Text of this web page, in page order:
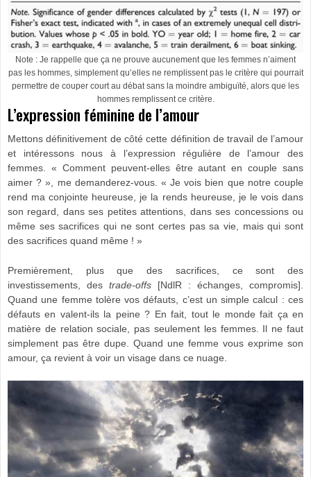
Note : Je rappelle que ça ne prouve aucunement que les femmes n’aiment
pas les hommes, simplement qu’elles ne remplissent pas le critère qui pourrait
permettre de couper court au débat sans la moindre ambiguïté, alors que les
hommes remplissent ce critère.
L’expression féminine de l’amour
Mettons définitivement de côté cette définition de travail de l’amour
et intéressons nous à l’expression régulière de l’amour des
femmes. « Comment peuvent-elles être autant en couple sans
aimer ? », me demanderez-vous. « Je vois bien que notre couple
rend ma conjointe heureuse, je la rends heureuse, je le vois dans
son regard, dans ses petites attentions, dans ses concessions ou
même ses sacrifices qui ne sont certes pas sa vie, mais qui sont
des sacrifices quand même ! »
Premièrement, plus que des sacrifices, ce sont des
investissements, des trade-offs [NdlR : échanges, compromis].
Quand une femme tolère vos défauts, c’est un simple calcul : ces
défauts en valent-ils la peine ? En fait, tout le monde fait ça en
matière de relation sociale, pas seulement les femmes. Il ne faut
simplement pas être dupe. Quand une femme vous exprime son
amour, ça revient à voir un visage dans ce nuage.